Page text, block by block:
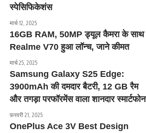
स्पेसिफिकेशंस
मार्च 12, 2025
16GB RAM, 50MP ड्यूल कैमरा के साथ
Realme V70 हुआ लॉन्च, जाने कीमत
मार्च 25, 2025
Samsung Galaxy S25 Edge:
3900mAh की दमदार बैटरी, 12 GB रैम
और तगड़ा परफॉरमेंस वाला शानदार स्मार्टफोन
फ़रवरी 21, 2025
OnePlus Ace 3V Best Design